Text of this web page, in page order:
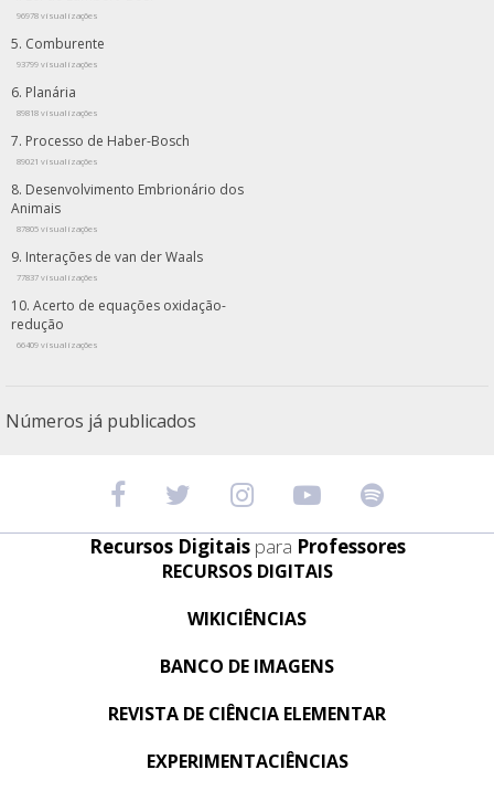
96978 visualizações
Comburente
93799 visualizações
Planária
89818 visualizações
Processo de Haber-Bosch
89021 visualizações
Desenvolvimento Embrionário dos
Animais
87805 visualizações
Interações de van der Waals
77837 visualizações
Acerto de equações oxidação-
redução
66409 visualizações
Números já publicados
Recursos Digitais para Professores
RECURSOS DIGITAIS
WIKICIÊNCIAS
BANCO DE IMAGENS
REVISTA DE CIÊNCIA ELEMENTAR
EXPERIMENTACIÊNCIAS